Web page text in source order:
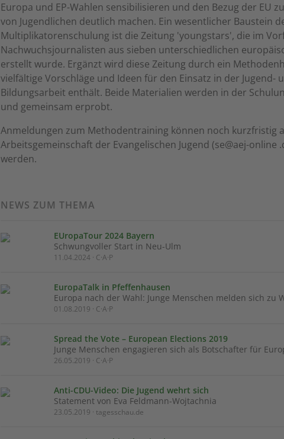
Europa und EP-Wahlen sensibilisieren und den Bezug der EU
von Jugendlichen deutlich machen. Ein wesentlicher Baustein
Multiplikatorenschulung ist die Zeitung 'youngstars', die im
Nachwuchsjournalisten aus sieben unterschiedlichen
erstellt wurde. Ergänzt wird diese Zeitung durch ein
vielfältige Vorschläge und Ideen für den Einsatz in der Jugend-
Bildungsarbeit enthält. Beide Materialien werden in der
und gemeinsam erprobt.
Anmeldungen zum Methodentraining können noch kurzfristig
Arbeitsgemeinschaft der Evangelischen Jugend (se@aej-online
werden.
NEWS ZUM THEMA
EUropaTour 2024 Bayern
Schwungvoller Start in Neu-Ulm
11.04.2024 · C·A·P
EuropaTalk in Pfeffenhausen
Europa nach der Wahl: Junge Menschen melden sich zu
01.08.2019 · C·A·P
Spread the Vote – European Elections 2019
Junge Menschen engagieren sich als Botschafter für
26.05.2019 · C·A·P
Anti-CDU-Video: Die Jugend wehrt sich
Statement von Eva Feldmann-Wojtachnia
23.05.2019 · tagesschau.de